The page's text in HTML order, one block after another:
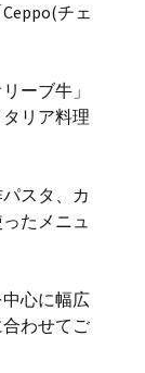
チェ
ーブ牛」
リア料理
スタ、カ
たメニュ
心に幅広
わせてご